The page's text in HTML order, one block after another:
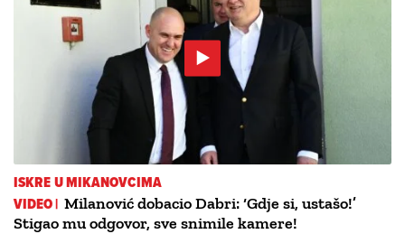
ISKRE U MIKANOVCIMA
VIDEO | Milanović dobacio Dabri: ‘Gdje si, ustašo!’
Stigao mu odgovor, sve snimile kamere!